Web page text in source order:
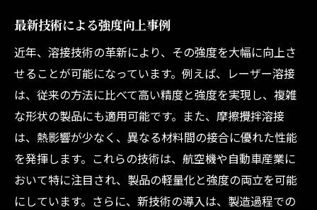
最新技術による強度向上事例
近年、溶接技術の革新により、その強度を大幅に向上さ
せることが可能になっています。例えば、レーザー溶接
は、従来の方法に比べて高い精度と強度を実現し、複雑
な形状の製品にも適用可能です。また、摩擦攪拌溶接
は、熱影響が少なく、異なる材料間の接合に優れた性能
を発揮します。これらの技術は、航空機や自動車産業に
おいて特に注目され、製品の軽量化と強度の両立を可能
にしています。さらに、新技術の導入は、製造過程での